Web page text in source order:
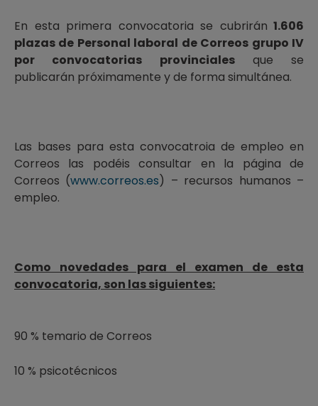
En esta primera convocatoria se cubrirán 1.606
plazas de Personal laboral de Correos grupo IV
por convocatorias provincialesque se
publicarán próximamente y de forma simultánea.
Las bases para esta convocatroia de empleo en
Correos las podéis consultar en la página de
Correos (www.correos.es) – recursos humanos –
empleo.
Como novedades para el examen de esta
convocatoria, son las siguientes:
90 % temario de Correos
10 % psicotécnicos